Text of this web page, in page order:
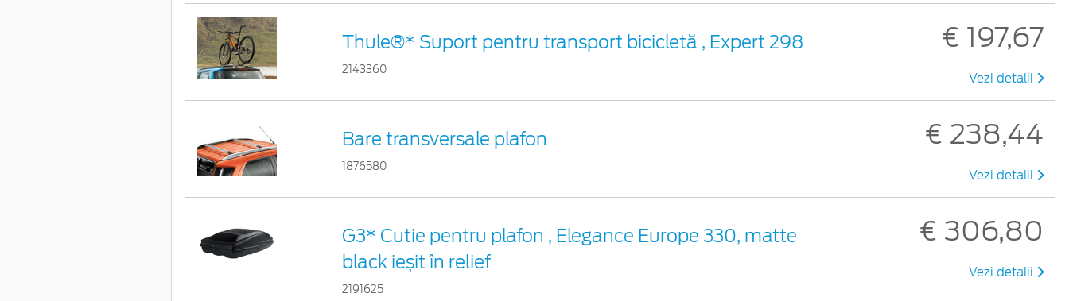
Thule®* Suport pentru transport bicicletă , Expert 298
2143360
€ 197,67
Vezi detalii
Bare transversale plafon
1876580
€ 238,44
Vezi detalii
G3* Cutie pentru plafon , Elegance Europe 330, matte
black ieșit în relief
2191625
€ 306,80
Vezi detalii